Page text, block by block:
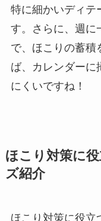
特に細かいディテ
す。さらに、週に
で、ほこりの蓄積
ば、カレンダーに
にくいですね！
ほこり対策に
ズ紹介
ほこり対策に役立